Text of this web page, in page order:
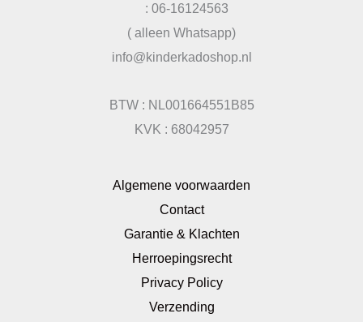
: 06-16124563
( alleen Whatsapp)
info@kinderkadoshop.nl
BTW : NL001664551B85
KVK : 68042957
Algemene voorwaarden
Contact
Garantie & Klachten
Herroepingsrecht
Privacy Policy
Verzending